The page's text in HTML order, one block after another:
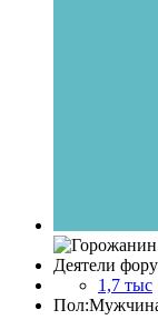
Деятели
1,7 тыс
Пол: